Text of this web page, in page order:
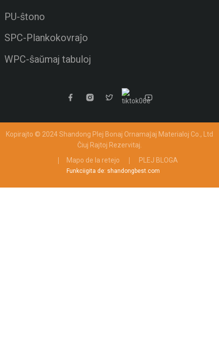
PU-ŝtono
SPC-Plankokovraĵo
WPC-ŝaŭmaj tabuloj
Kopirajto © 2024 Shandong Plej Bonaj Ornamaĵaj Materialoj Co., Ltd
Ĉiuj Rajtoj Rezervitaj.
Mapo de la retejo
PLEJ BLOGA
Funkciigita de: shandongbest.com